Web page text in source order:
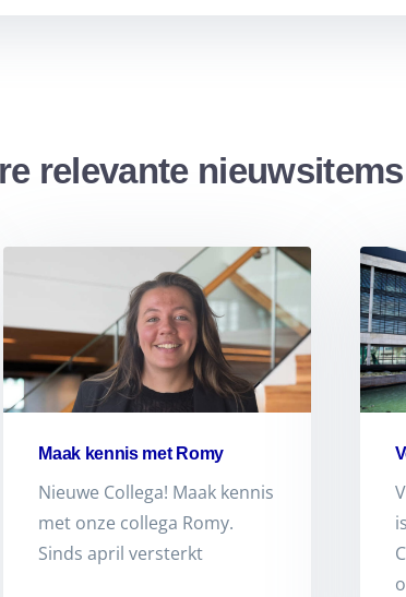
relevante nieuwsitems
Maak kennis met Romy
Nieuwe Collega! Maak kennis
met onze collega Romy.
Sinds april versterkt